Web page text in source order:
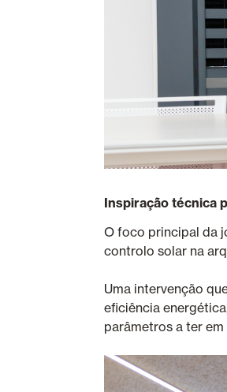
Inspiração técnica
O foco principal da
controlo solar na
Uma intervenção
eficiência
parâmetros a ter